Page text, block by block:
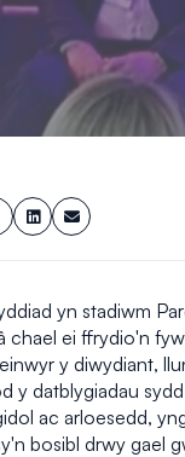
yn stadiwm
chael ei ffrydio'n
y diwydiant,
y datblygiadau
ac arloesedd,
bosibl drwy gael